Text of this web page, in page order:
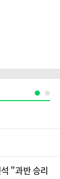
"과반 승리